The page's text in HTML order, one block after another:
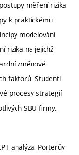
měření rizika
k praktickému
modelování
rizika na jejichž
změnové
faktorů. Studenti
procesy strategií
SBU firmy.
analýza, Porterův